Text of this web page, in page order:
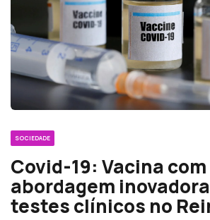
SOCIEDADE
Covid-19: Vacina com
abordagem
testes clínicos no